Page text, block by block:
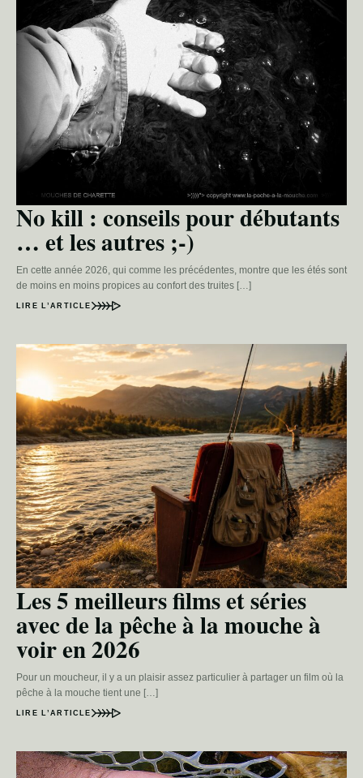
No kill : conseils pour débutants
… et les autres ;-)
En cette année 2026, qui comme les précédentes, montre que les étés sont
de moins en moins propices au confort des truites […]
LIRE L’ARTICLE
Les 5 meilleurs films et séries
avec de la pêche à la mouche à
voir en 2026
Pour un moucheur, il y a un plaisir assez particulier à partager un film où la
pêche à la mouche tient une […]
LIRE L’ARTICLE